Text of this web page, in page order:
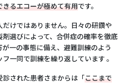
きるエコーが極めて有用です。
けではありません。日々の研鑽や
選びによって、合併症の確率を徹底
一の事態に備え、避難訓練のよう
一同で訓練を繰り返しています 。
された患者さまからは「ここまで